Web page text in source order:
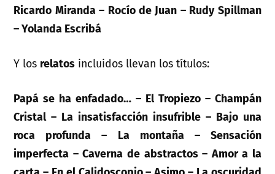
Ricardo Miranda – Rocío de Juan – Rudy Spillman
– Yolanda Escribá
Y los relatos incluidos llevan los títulos:
Papá se ha enfadado… – El Tropiezo – Champán
Cristal – La insatisfacción insufrible – Bajo una
roca profunda – La montaña – Sensación
imperfecta –Caverna de abstractos – Amor a la